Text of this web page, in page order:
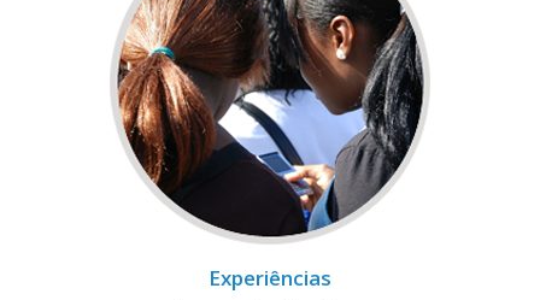
Experiências